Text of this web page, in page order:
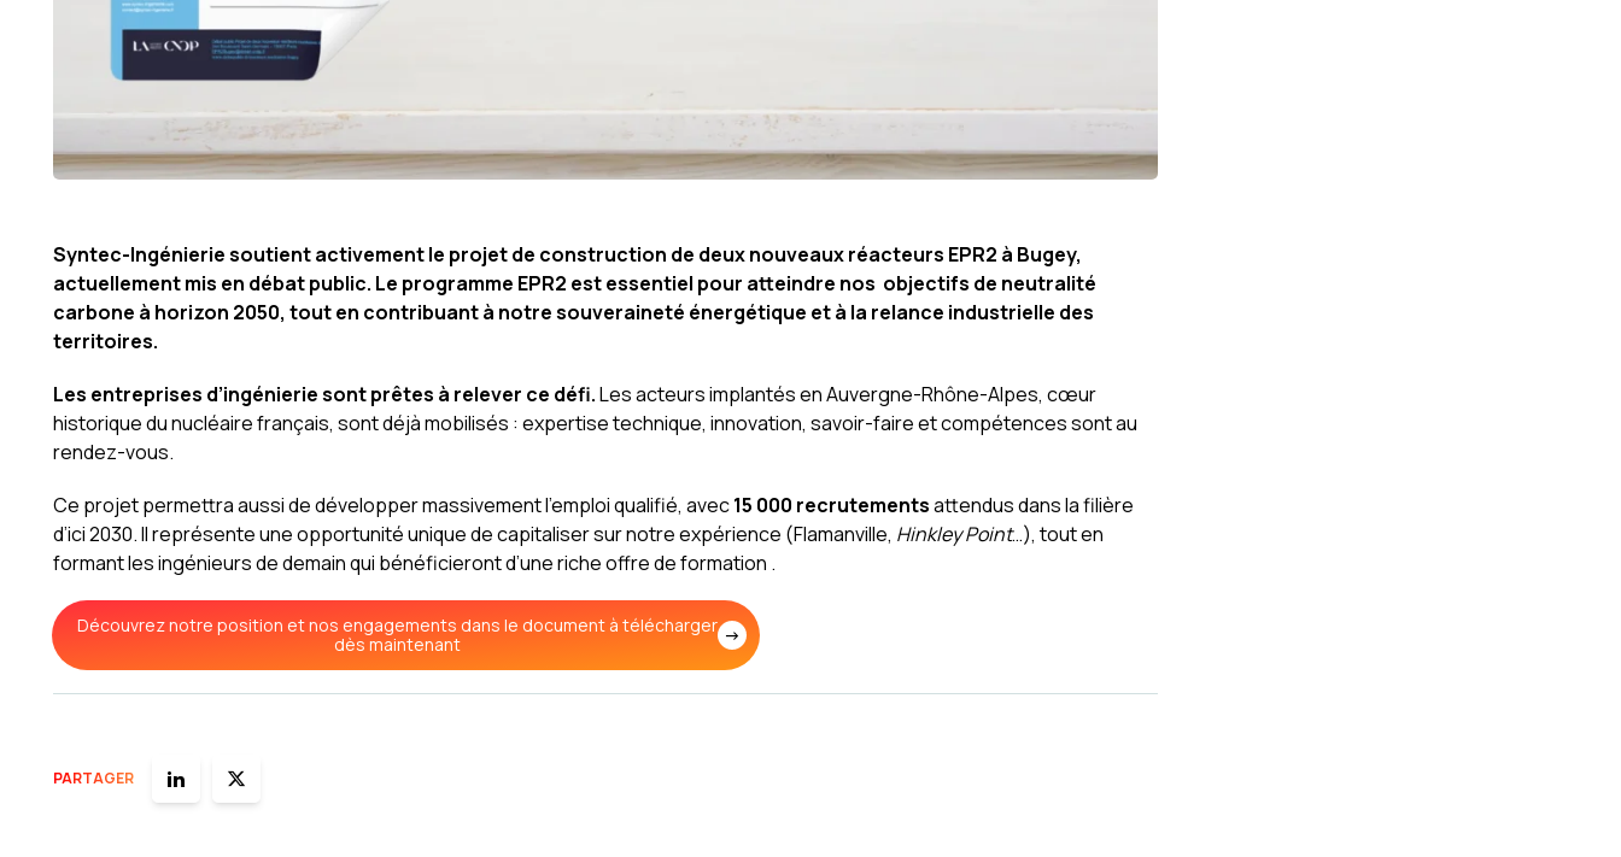
Syntec-Ingénierie soutient activement le projet de construction de deux nouveaux réacteurs EPR2 à Bugey,
actuellement mis en débat public. Le programme EPR2 est essentiel pour atteindre nos objectifs de neutralité
carbone à horizon 2050, tout en contribuant à notre souveraineté énergétique et à la relance industrielle des
territoires.
Les entreprises d’ingénierie sont prêtes à relever ce défi.Les acteurs implantés en Auvergne-Rhône-Alpes, cœur
historique du nucléaire français, sont déjà mobilisés : expertise technique, innovation, savoir-faire et compétences sont au
rendez-vous.
Ce projet permettra aussi de développer massivement l’emploi qualifié, avec15 000 recrutementsattendus dans la filière
d’ici 2030. Il représente une opportunité unique de capitaliser sur notre expérience (Flamanville, Hinkley Point…), tout en
formant les ingénieurs de demain qui bénéficieront d’une riche offre de formation .
Découvrez notre position et nos engagements dans le document à télécharger
dès maintenant
PARTAGER